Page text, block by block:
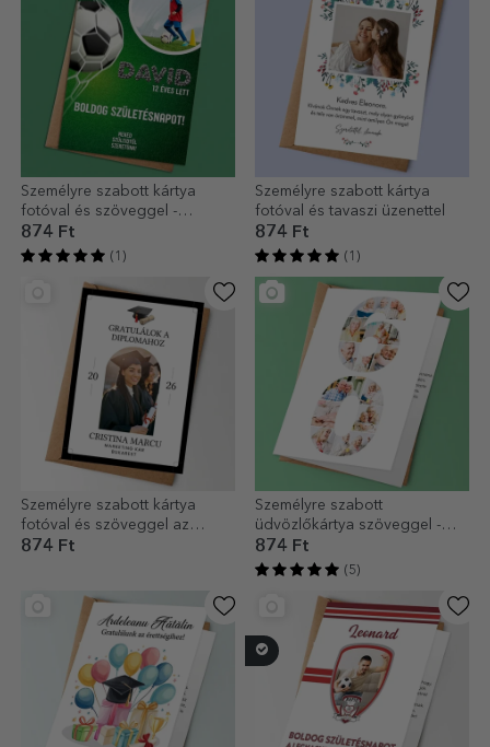
Személyre szabott kártya
fotóval és szöveggel -
Futballos születésnap
874 Ft
(1)
Személyre szabott kártya
fotóval és tavaszi üzenettel
874 Ft
(1)
Személyre szabott kártya
fotóval és szöveggel az
érettségi alkalmából
874 Ft
Személyre szabott
üdvözlőkártya szöveggel -
Arany 60
874 Ft
(5)